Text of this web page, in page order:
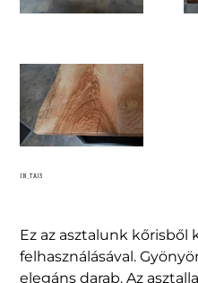
IN_TA13
Ez az asztalunk kőrisből
felhasználásával.
elegáns darab. Az